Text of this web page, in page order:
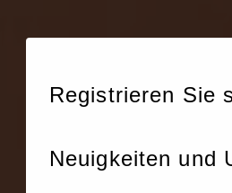
Registrieren Sie
Neuigkeiten und